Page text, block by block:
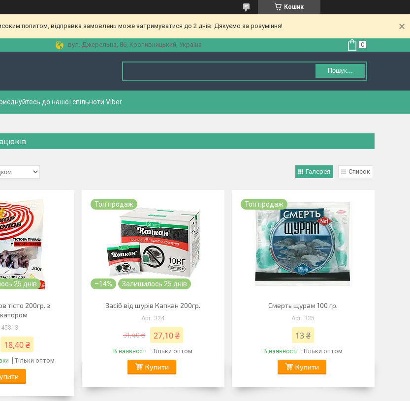
Кошик
попитом, відправка замовлень може затримуватися до 2 днів. Дякуємо за розуміння!
вул. Джерельна, 86, Кропивницький, Україна
Пошук...
до нашої спільноти Viber
Галерея Список
25 днів
тісто 200гр. з
45813
18,40 ₴
Тільки оптом
Топ продаж
–14% Залишилось 25 днів
Засіб від щурів Капкан 200гр.
324
31,40 ₴ 27,10 ₴
В наявності Тільки оптом
Купити
Топ продаж
Смерть щурам 100 гр.
335
13 ₴
В наявності Тільки оптом
Купити